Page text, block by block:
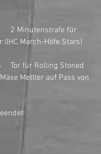
(IHC March-Höfe Stars)
Mettler auf Pass von